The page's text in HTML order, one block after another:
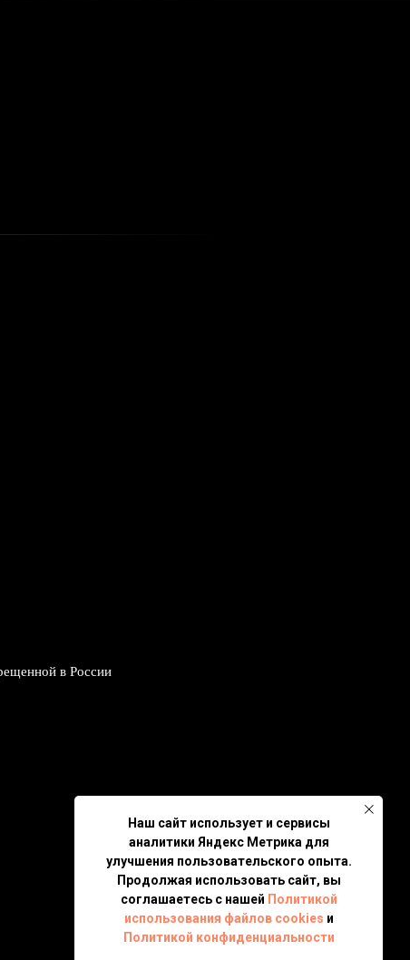
Наш сайт использует и сервисы
аналитики Яндекс Метрика для
улучшения пользовательского опыта.
Продолжая использовать сайт, вы
соглашаетесь с нашей Политикой
использования файлов cookies и
Политикой конфиденциальности
в России